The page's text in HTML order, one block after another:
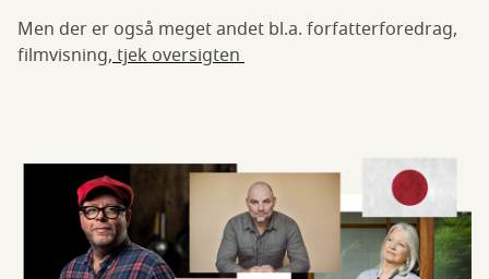
Men der er også meget andet bl.a. forfatterforedrag,
filmvisning,tjek oversigten